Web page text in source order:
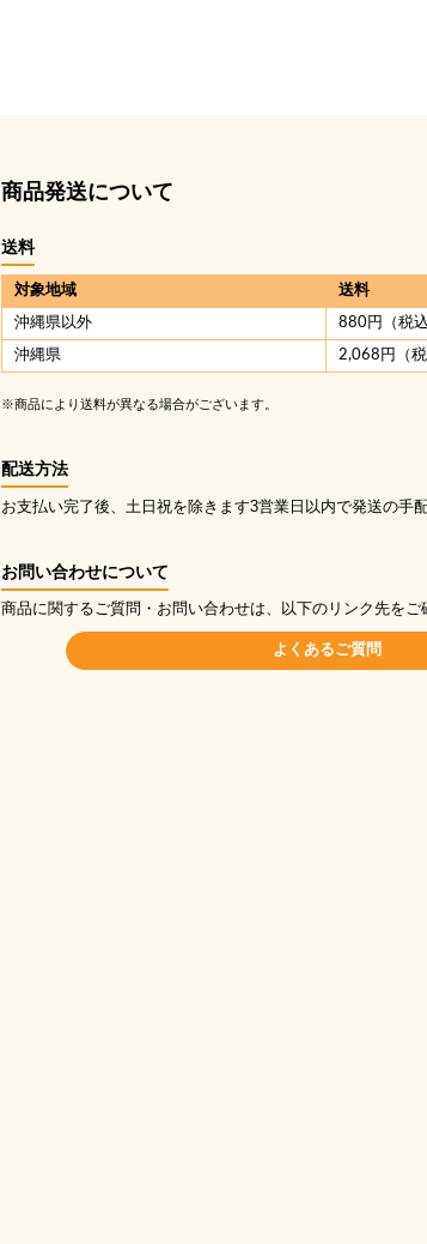
商品発送について
送料
対象地域 送料
沖縄県以外 880円（税込
沖縄県 2,068円（税
※商品により送料が異なる場合がございます。
配送方法
お支払い完了後、土日祝を除きます3営業日以内で発送の手
お問い合わせについて
商品に関するご質問・お問い合わせは、以下のリンク先をご
よくあるご質問